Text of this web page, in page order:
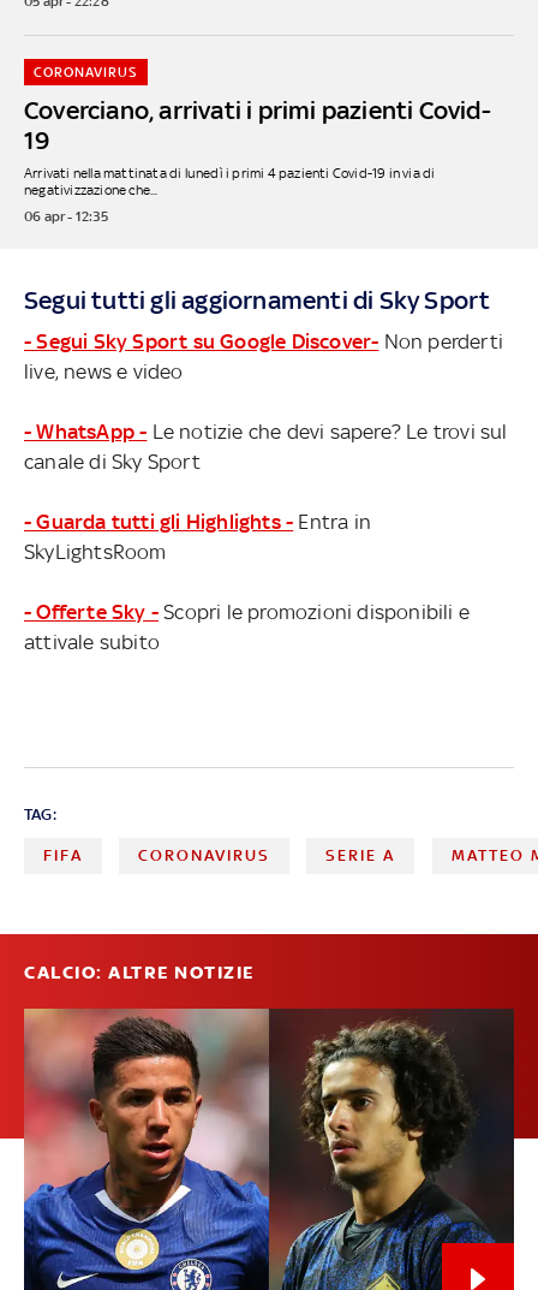
Coverciano, arrivati i primi pazienti Covid-
19
CORONAVIRUS
Arrivati nella mattinata di lunedì i primi 4 pazienti Covid-19 in via di
negativizzazione che...
06 apr - 12:35
Segui tutti gli aggiornamenti di Sky Sport
- Segui Sky Sport su Google Discover- Non perderti
live, news e video
- WhatsApp - Le notizie che devi sapere? Le trovi sul
canale di Sky Sport
- Guarda tutti gli Highlights - Entra in
SkyLightsRoom
- Offerte Sky - Scopri le promozioni disponibili e
attivale subito
TAG:
FIFA CORONAVIRUS SERIE A MATTEO
CALCIO: ALTRE NOTIZIE